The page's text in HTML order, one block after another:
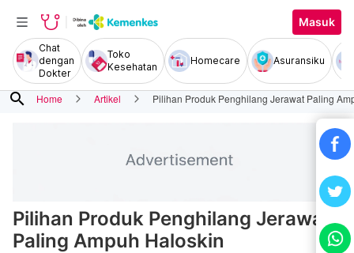
Masuk
Chat
dengan
Dokter
Toko
Kesehatan
Homecare Asuransiku
search Home Artikel Pilihan Produk Penghilang Jerawat Paling
Pilihan Produk Penghilang Jerawat
Paling Ampuh Haloskin